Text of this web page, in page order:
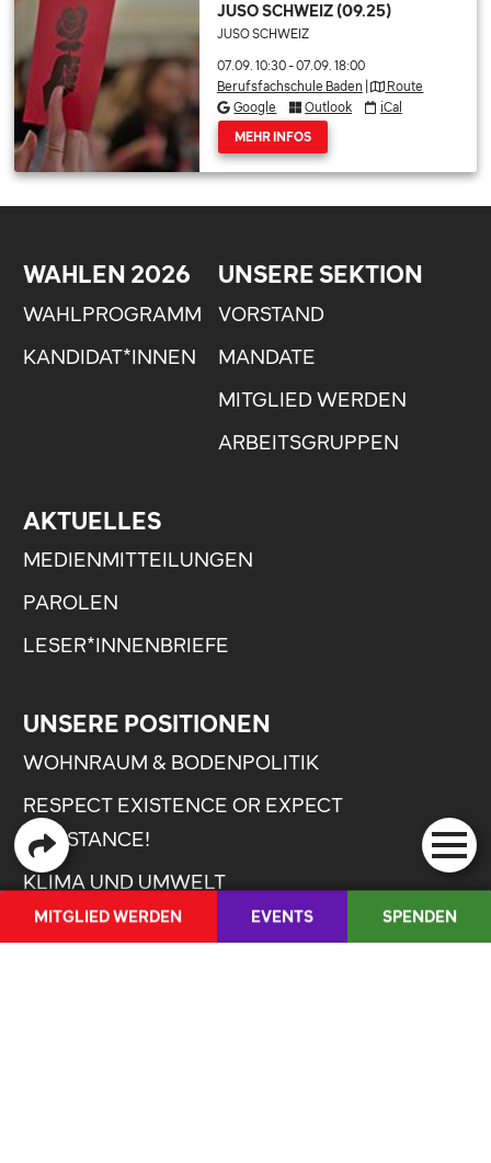
JUSO SCHWEIZ (09.25)
JUSO SCHWEIZ
07.09. 10:30-07.09. 18:00
Berufsfachschule Baden|
Route
Google
Outlook iCal
MEHR INFOS
WAHLEN 2026
WAHLPROGRAMM
KANDIDAT*INNEN
UNSERE SEKTION
VORSTAND
MANDATE
MITGLIED WERDEN
ARBEITSGRUPPEN
AKTUELLES
MEDIENMITTEILUNGEN
PAROLEN
LESER*INNENBRIEFE
UNSERE POSITIONEN
WOHNRAUM & BODENPOLITIK
RESPECT EXISTENCE OR EXPECT
RESISTANCE!
KLIMA UND UMWELT
INTERNATIONALISMUS
MITGLIED WERDEN EVENTS SPENDEN